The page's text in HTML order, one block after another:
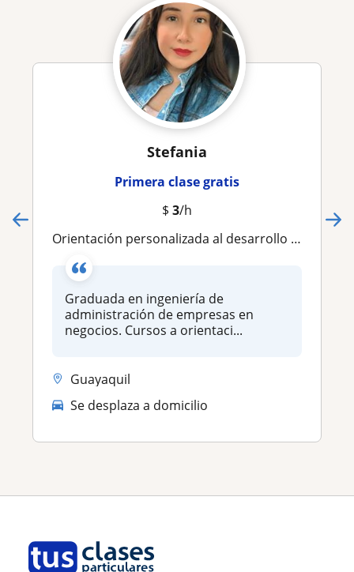
Stefania
Primera clase gratis
$ 3/h
Orientación personalizada al desarrollo personal, donde puedes vibrar positivo
Graduada en ingeniería de
administración de empresas en
negocios. Cursos a orientaci...
Guayaquil
Se desplaza a domicilio